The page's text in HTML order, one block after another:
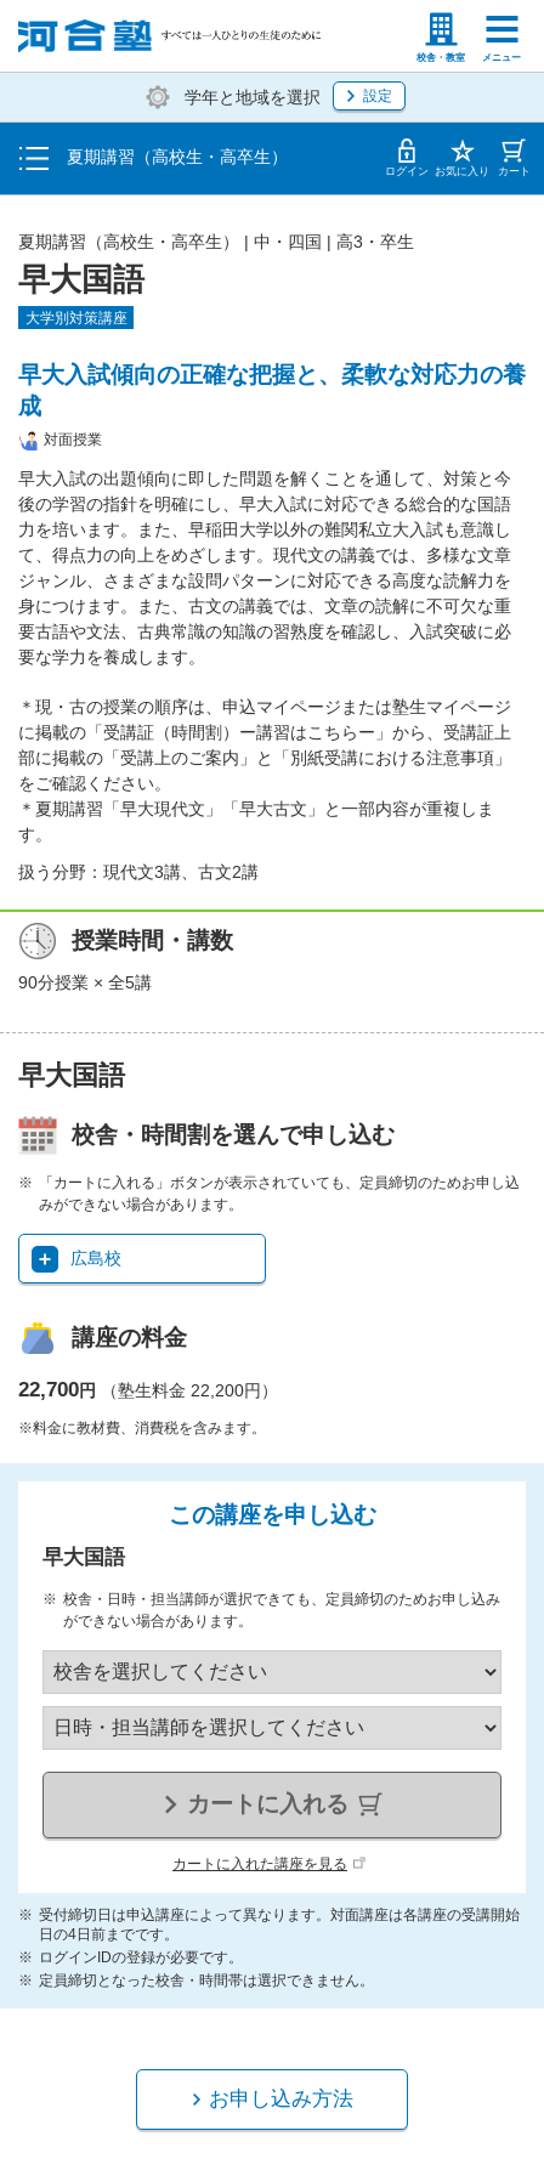
校舎・教室 メニュー
塾生の方 高等学校の先生
学年と地域を選択 設定
夏期講習（高校生・高卒生）
受講料・お申し込み方法
受講開始までの流れ
校舎・教室一覧 ログイン お気に入り カート
早大国語
夏期講習（高校生・高卒生） | 中・四国 | 高3・卒生
大学別対策講座
早大入試傾向の正確な把握と、柔軟な対応力の養
成
対面授業
早大入試の出題傾向に即した問題を解くことを通して、対策と今
後の学習の指針を明確にし、早大入試に対応できる総合的な国語
力を培います。また、早稲田大学以外の難関私立大入試も意識し
て、得点力の向上をめざします。現代文の講義では、多様な文章
ジャンル、さまざまな設問パターンに対応できる高度な読解力を
身につけます。また、古文の講義では、文章の読解に不可欠な重
要古語や文法、古典常識の知識の習熟度を確認し、入試突破に必
要な学力を養成します。
＊現・古の授業の順序は、申込マイページまたは塾生マイページ
に掲載の「受講証（時間割）ー講習はこちらー」から、受講証上
部に掲載の「受講上のご案内」と「別紙受講における注意事項」
をご確認ください。
＊夏期講習「早大現代文」「早大古文」と一部内容が重複しま
す。
扱う分野：現代文3講、古文2講
授業時間・講数
90分授業 × 全5講
早大国語
校舎・時間割を選んで申し込む
「カートに入れる」ボタンが表示されていても、定員締切のためお申し込
みができない場合があります。
広島校
講座の料金
22,700円 （塾生料金 22,200円）
※料金に教材費、消費税を含みます。
この講座を申し込む
早大国語
校舎・日時・担当講師が選択できても、定員締切のためお申し込み
ができない場合があります。
カートに入れる
カートに入れた講座を見る
受付締切日は申込講座によって異なります。対面講座は各講座の受講開始
日の4日前までです。
ログインIDの登録が必要です。
定員締切となった校舎・時間帯は選択できません。
お申し込み方法